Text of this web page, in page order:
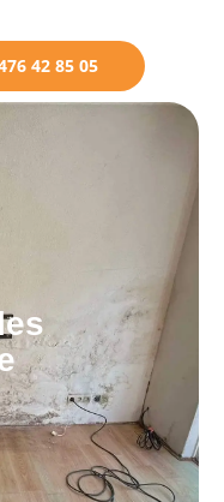
42 85 05